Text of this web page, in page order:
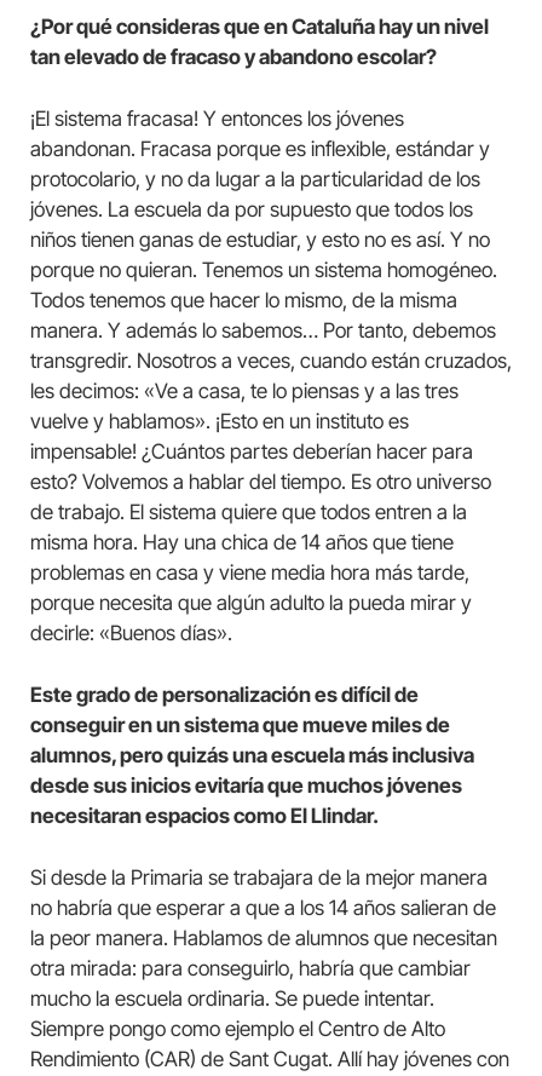
¿Por qué consideras que en Cataluña hay un nivel
tan elevado de fracaso y abandono escolar?
¡El sistema fracasa! Y entonces los jóvenes
abandonan. Fracasa porque es inflexible, estándar y
protocolario, y no da lugar a la particularidad de los
jóvenes. La escuela da por supuesto que todos los
niños tienen ganas de estudiar, y esto no es así. Y no
porque no quieran. Tenemos un sistema homogéneo.
Todos tenemos que hacer lo mismo, de la misma
manera. Y además lo sabemos… Por tanto, debemos
transgredir. Nosotros a veces, cuando están cruzados,
les decimos: «Ve a casa, te lo piensas y a las tres
vuelve y hablamos». ¡Esto en un instituto es
impensable! ¿Cuántos partes deberían hacer para
esto? Volvemos a hablar del tiempo. Es otro universo
de trabajo. El sistema quiere que todos entren a la
misma hora. Hay una chica de 14 años que tiene
problemas en casa y viene media hora más tarde,
porque necesita que algún adulto la pueda mirar y
decirle: «Buenos días».
Este grado de personalización es difícil de
conseguir en un sistema que mueve miles de
alumnos, pero quizás una escuela más inclusiva
desde sus inicios evitaría que muchos jóvenes
necesitaran espacios como El Llindar.
Si desde la Primaria se trabajara de la mejor manera
no habría que esperar a que a los 14 años salieran de
la peor manera. Hablamos de alumnos que necesitan
otra mirada: para conseguirlo, habría que cambiar
mucho la escuela ordinaria. Se puede intentar.
Siempre pongo como ejemplo el Centro de Alto
Rendimiento (CAR) de Sant Cugat. Allí hay jóvenes con